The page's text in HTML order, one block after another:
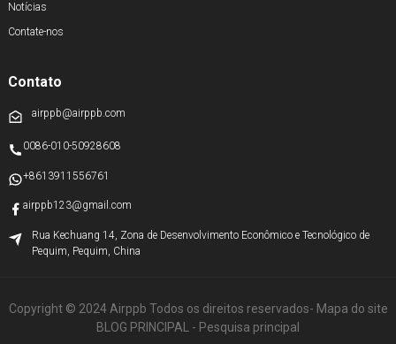
Notícias
Contate-nos
Contato
airppb@airppb.com
0086-010-50928608
+8613911556761
airppb123@gmail.com
Rua Kechuang 14, Zona de Desenvolvimento Econômico e Tecnológico de
Pequim, Pequim, China
Copyright © 2024 Airppb Todos os direitos reservados- Mapa do site
BLOG PRINCIPAL
- Pesquisa principal